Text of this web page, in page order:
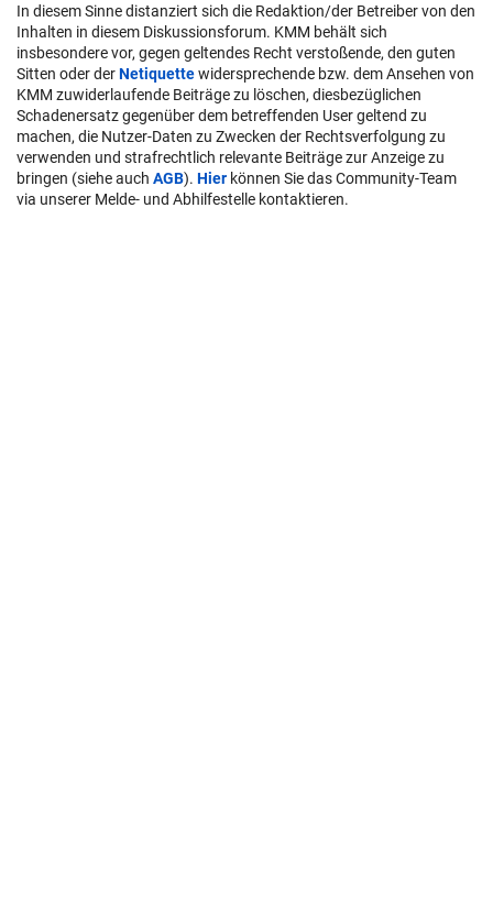
In diesem Sinne distanziert sich die Redaktion/der Betreiber von den
Inhalten in diesem Diskussionsforum. KMM behält sich
insbesondere vor, gegen geltendes Recht verstoßende, den guten
Sitten oder derNetiquettewidersprechende bzw. dem Ansehen von
KMM zuwiderlaufende Beiträge zu löschen, diesbezüglichen
Schadenersatz gegenüber dem betreffenden User geltend zu
machen, die Nutzer-Daten zu Zwecken der Rechtsverfolgung zu
verwenden und strafrechtlich relevante Beiträge zur Anzeige zu
bringen (siehe auch AGB). Hier können Sie das Community-Team
via unserer Melde- und Abhilfestelle kontaktieren.